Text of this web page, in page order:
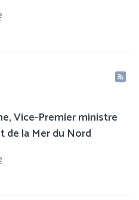
Vice-Premier ministre
de la Mer du Nord